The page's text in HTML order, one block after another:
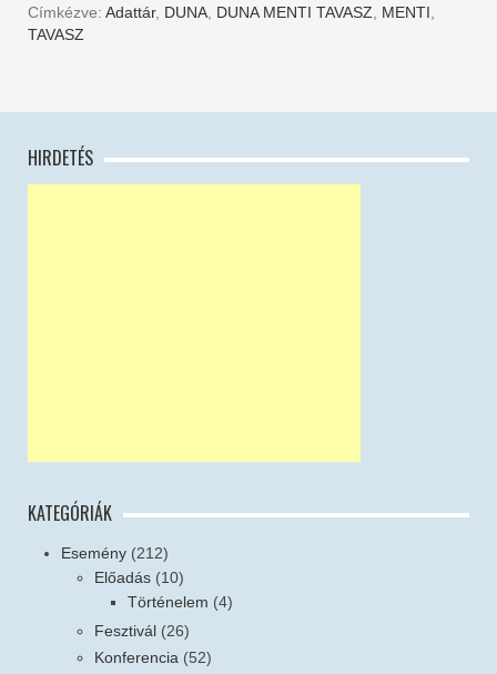
Címkézve: Adattár, DUNA, DUNA MENTI TAVASZ, MENTI,
TAVASZ
HIRDETÉS
KATEGÓRIÁK
Esemény (212)
Előadás (10)
Történelem (4)
Fesztivál (26)
Konferencia (52)